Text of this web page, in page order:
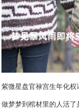
做梦梦到棺材里的人活